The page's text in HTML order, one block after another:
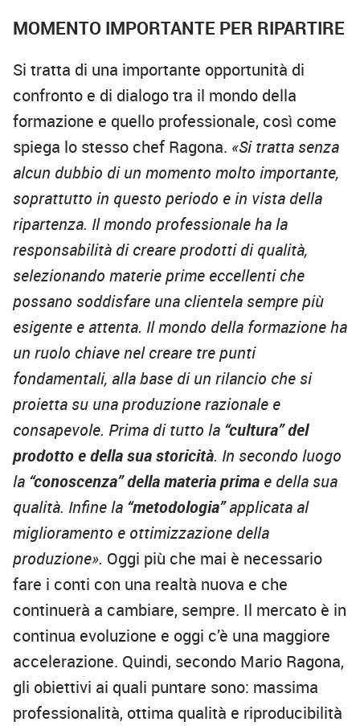
MOMENTO IMPORTANTE PER RIPARTIRE
Si tratta di una importante opportunità di
confronto e di dialogo tra il mondo della
formazione e quello professionale, così come
spiega lo stesso chef Ragona. «Si tratta senza
alcun dubbio di un momento molto importante,
soprattutto in questo periodo e in vista della
ripartenza. Il mondo professionale ha la
responsabilità di creare prodotti di qualità,
selezionando materie prime eccellenti che
possano soddisfare una clientela sempre più
esigente e attenta. Il mondo della formazione ha
un ruolo chiave nel creare tre punti
fondamentali, alla base di un rilancio che si
proietta su una produzione razionale e
consapevole. Prima di tutto la “cultura” del
prodotto e della sua storicità. In secondo luogo
la “conoscenza” della materia prima e della sua
qualità. Infine la “metodologia”applicata al
miglioramento e ottimizzazione della
produzione». Oggi più che mai è necessario
fare i conti con una realtà nuova e che
continuerà a cambiare, sempre. Il mercato è in
continua evoluzione e oggi c’è una maggiore
accelerazione. Quindi, secondo Mario Ragona,
gli obiettivi ai quali puntare sono: massima
professionalità, ottima qualità e riproducibilità